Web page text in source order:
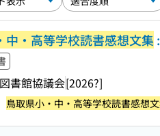
中・高等学校読書感想文集
書館協議会[2026?]
鳥取県小・中・高等学校読書感想